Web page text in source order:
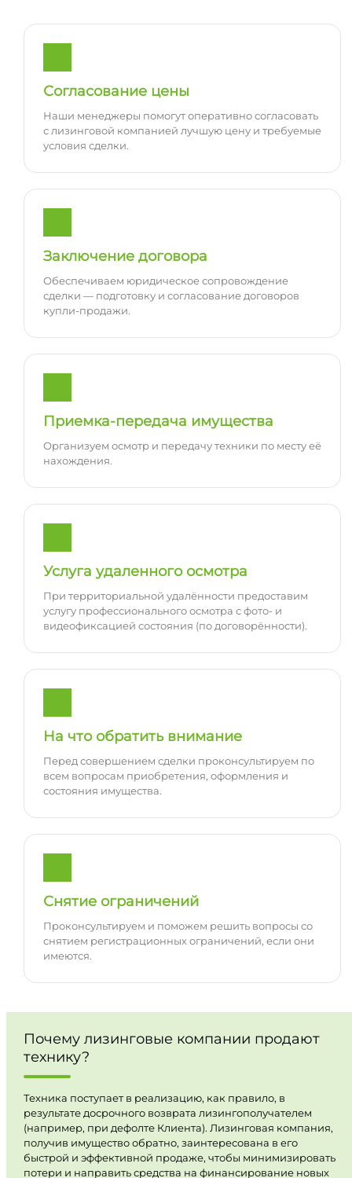
Согласование цены
Наши менеджеры помогут оперативно согласовать
с лизинговой компанией лучшую цену и требуемые
условия сделки.
Заключение договора
Обеспечиваем юридическое сопровождение
сделки — подготовку и согласование договоров
купли-продажи.
Приемка-передача имущества
Организуем осмотр и передачу техники по месту её
нахождения.
Услуга удаленного осмотра
При территориальной удалённости предоставим
услугу профессионального осмотра с фото- и
видеофиксацией состояния (по договорённости).
На что обратить внимание
Перед совершением сделки проконсультируем по
всем вопросам приобретения, оформления и
состояния имущества.
Снятие ограничений
Проконсультируем и поможем решить вопросы со
снятием регистрационных ограничений, если они
имеются.
Почему лизинговые компании продают
технику?
Техника поступает в реализацию, как правило, в
результате досрочного возврата лизингополучателем
(например, при дефолте Клиента). Лизинговая компания,
получив имущество обратно, заинтересована в его
быстрой и эффективной продаже, чтобы минимизировать
потери и направить средства на финансирование новых